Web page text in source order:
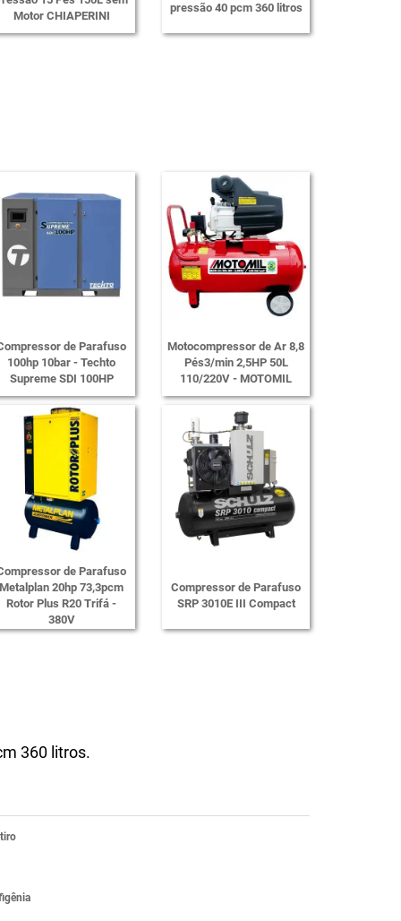
Motor CHIAPERINI
pressão 40 pcm 360 litros
de Parafuso
100hp 10bar - Techto
Supreme SDI 100HP
Motocompressor de Ar 8,8
Pés3/min 2,5HP 50L
110/220V - MOTOMIL
de Parafuso
Metalplan 20hp 73,3pcm
Rotor Plus R20 Trifá -
380V
Compressor de Parafuso
SRP 3010E III Compact
360 litros.